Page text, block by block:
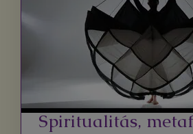
Spiritualitás,